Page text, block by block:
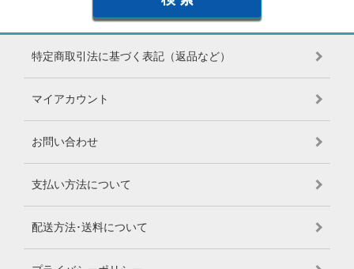
特定商取引法に基づく表記（返品など）
マイアカウント
お問い合わせ
支払い方法について
配送方法･送料について